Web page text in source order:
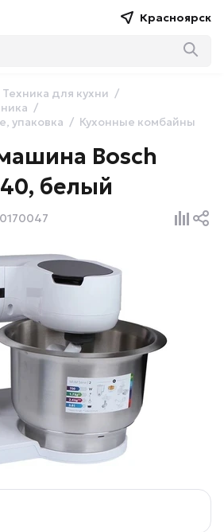
Красноярск
Техника для кухни
упаковка
Кухонные комбайны
Bosch
белый